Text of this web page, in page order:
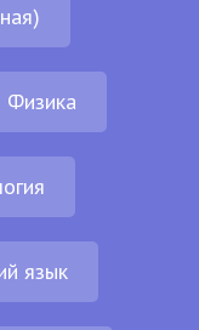
Физика
язык